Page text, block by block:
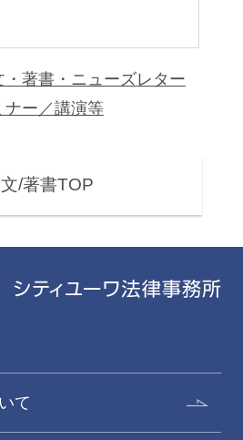
・著書・ニューズレター
ナー／講演等
/著書TOP
て